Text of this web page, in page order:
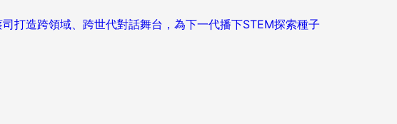
打造跨領域、跨世代對話舞台，為下一代播下STEM探索種子